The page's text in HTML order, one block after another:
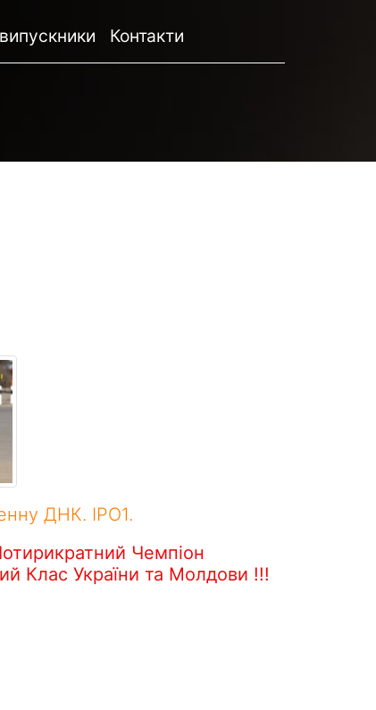
Контакти
ДНК. IPO1.
Чемпіон
Клас України та Молдови !!!